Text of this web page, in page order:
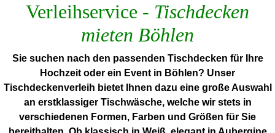
Verleihservice - Tischdecken
mieten Böhlen
Sie suchen nach den passenden Tischdecken für Ihre
Hochzeit oder ein Event in Böhlen? Unser
Tischdeckenverleih bietet Ihnen dazu eine große Auswahl
an erstklassiger Tischwäsche, welche wir stets in
verschiedenen Formen, Farben und Größen für Sie